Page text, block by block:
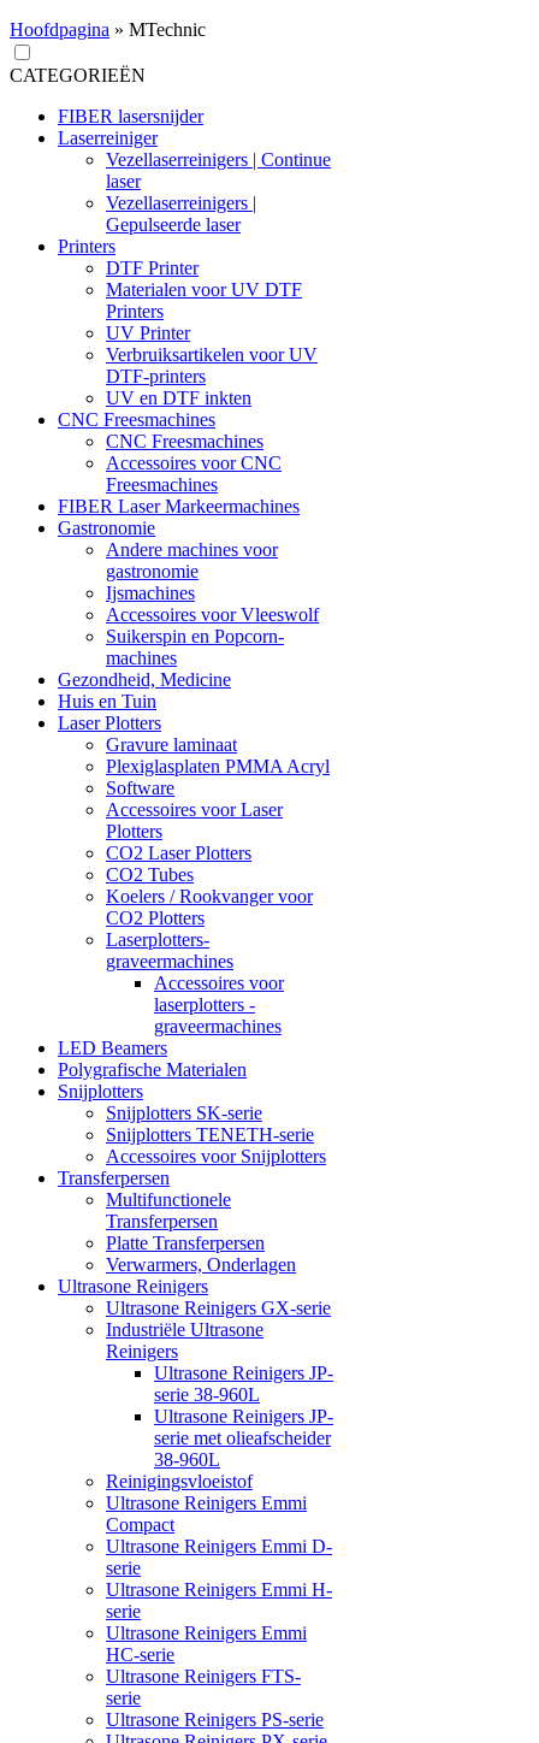
Hoofdpagina » MTechnic
CATEGORIEËN
FIBER lasersnijder
Laserreiniger
Vezellaserreinigers | Continue
laser
Vezellaserreinigers |
Gepulseerde laser
Printers
DTF Printer
Materialen voor UV DTF
Printers
UV Printer
Verbruiksartikelen voor UV
DTF-printers
UV en DTF inkten
CNC Freesmachines
CNC Freesmachines
Accessoires voor CNC
Freesmachines
FIBER Laser Markeermachines
Gastronomie
Andere machines voor
gastronomie
Ijsmachines
Accessoires voor Vleeswolf
Suikerspin en Popcorn-
machines
Gezondheid, Medicine
Huis en Tuin
Laser Plotters
Gravure laminaat
Plexiglasplaten PMMA Acryl
Software
Accessoires voor Laser
Plotters
CO2 Laser Plotters
CO2 Tubes
Koelers / Rookvanger voor
CO2 Plotters
Laserplotters-
graveermachines
Accessoires voor
laserplotters -
graveermachines
LED Beamers
Polygrafische Materialen
Snijplotters
Snijplotters SK-serie
Snijplotters TENETH-serie
Accessoires voor Snijplotters
Transferpersen
Multifunctionele
Transferpersen
Platte Transferpersen
Verwarmers, Onderlagen
Ultrasone Reinigers
Ultrasone Reinigers GX-serie
Industriële Ultrasone
Reinigers
Ultrasone Reinigers JP-
serie 38-960L
Ultrasone Reinigers JP-
serie met olieafscheider
38-960L
Reinigingsvloeistof
Ultrasone Reinigers Emmi
Compact
Ultrasone Reinigers Emmi D-
serie
Ultrasone Reinigers Emmi H-
serie
Ultrasone Reinigers Emmi
HC-serie
Ultrasone Reinigers FTS-
serie
Ultrasone Reinigers PS-serie